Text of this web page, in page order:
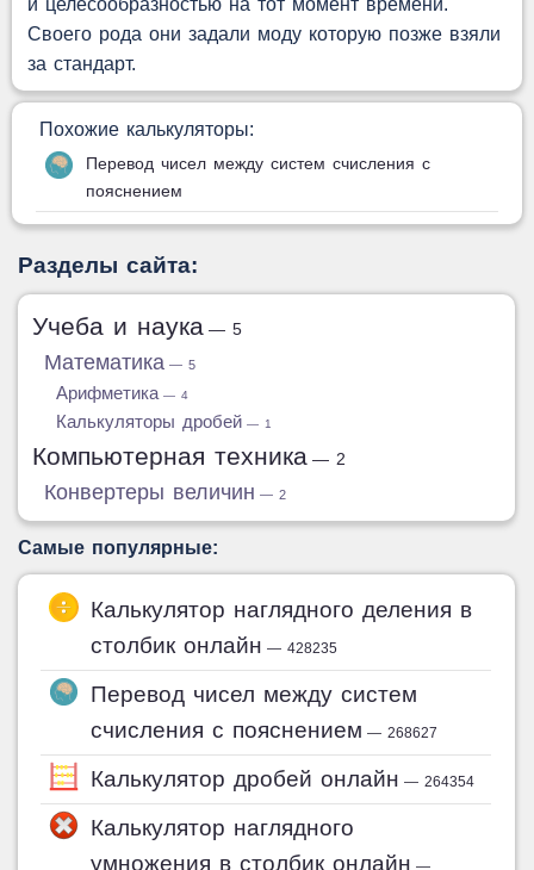
и целесообразностью на тот момент времени.
Своего рода они задали моду которую позже взяли
за стандарт.
Похожие калькуляторы:
Перевод чисел между систем счисления с
пояснением
Разделы сайта:
Учеба и наука — 5
Математика — 5
Арифметика — 4
Калькуляторы дробей — 1
Компьютерная техника — 2
Конвертеры величин — 2
Самые популярные:
Калькулятор наглядного деления в
столбик онлайн — 428235
Перевод чисел между систем
счисления с пояснением — 268627
Калькулятор дробей онлайн — 264354
Калькулятор наглядного
умножения в столбик онлайн —